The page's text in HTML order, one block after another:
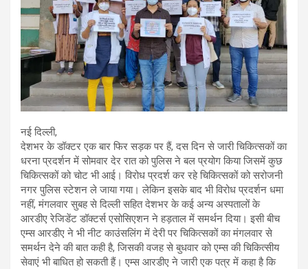
A
p
p
o
o
k
a
m
d
s
नई दिल्ली,
देशभर के डॉक्टर एक बार फिर सड़क पर हैं, दस दिन से जारी चिकित्सकों का
धरना प्रदर्शन में सोमवार देर रात को पुलिस ने बल प्रयोग किया जिसमें कुछ
चिकित्सकों को चोट भी आई। विरोध प्रदर्श कर रहे चिकित्सकों को सरोजनी
नगर पुलिस स्टेशन ले जाया गया। लेकिन इसके बाद भी विरोध प्रदर्शन धमा
नहीं, मंगलवार सुबह से दिल्ली सहित देशभर के कई अन्य अस्पतालों के
आरडीए रेजिडेंट डॉक्टर्स एसोसिएशन ने हड़ताल में समर्थन दिया। इसी बीच
एम्स आरडीए ने भी नीट काउंसलिंग में देरी पर चिकित्सकों का मंगलवार से
समर्थन देने की बात कही है, जिसकी वजह से बुधवार को एम्स की चिकित्सीय
सेवाएं भी बाधित हो सकती हैं। एम्स आरडीए ने जारी एक पत्र में कहा है कि